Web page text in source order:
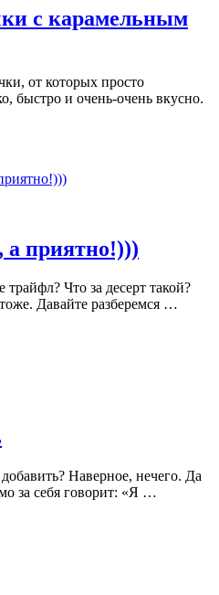
с карамельным
от которых просто
быстро и очень-очень вкусно.
а приятно!)))
трайфл? Что за десерт такой?
Давайте разберемся …
Наверное, нечего. Да
за себя говорит: «Я …